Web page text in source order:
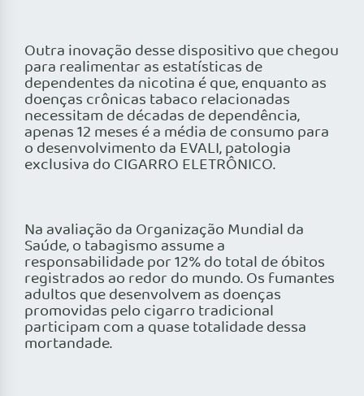
Outra inovação desse dispositivo que chegou
para realimentar as estatísticas de
dependentes da nicotina é que, enquanto as
doenças crônicas tabaco relacionadas
necessitam de décadas de dependência,
apenas 12 meses é a média de consumo para
o desenvolvimento da EVALI, patologia
exclusiva do CIGARRO ELETRÔNICO.
Na avaliação da Organização Mundial da
Saúde, o tabagismo assume a
responsabilidade por 12% do total de óbitos
registrados ao redor do mundo. Os fumantes
adultos que desenvolvem as doenças
promovidas pelo cigarro tradicional
participam com a quase totalidade dessa
mortandade.